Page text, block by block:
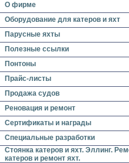
О фирме
Оборудование для катеров и яхт
Парусные яхты
Полезные ссылки
Понтоны
Прайс-листы
Продажа судов
Реновация и ремонт
Сертификаты и награды
Специальные разработки
Стоянка катеров и яхт. Эллинг.
катеров и ремонт яхт.